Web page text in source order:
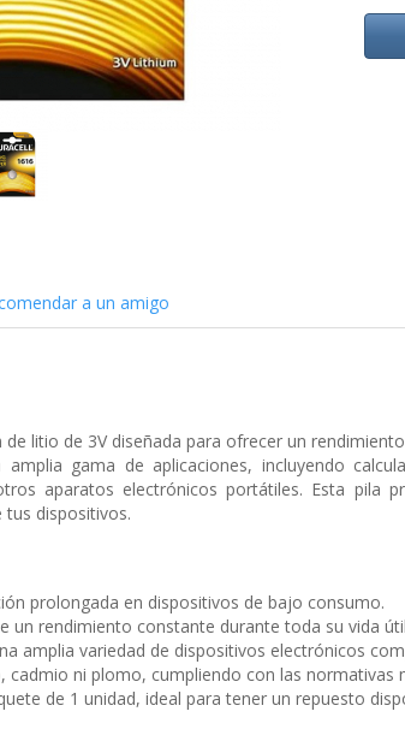
a un amigo
litio de 3V diseñada para ofrecer un
gama de aplicaciones, incluyendo
aparatos electrónicos portátiles. Esta pila
dispositivos.
prolongada en dispositivos de bajo consumo.
un rendimiento constante durante toda su vida
amplia variedad de dispositivos electrónicos
cadmio ni plomo, cumpliendo con las normativas
de 1 unidad, ideal para tener un repuesto